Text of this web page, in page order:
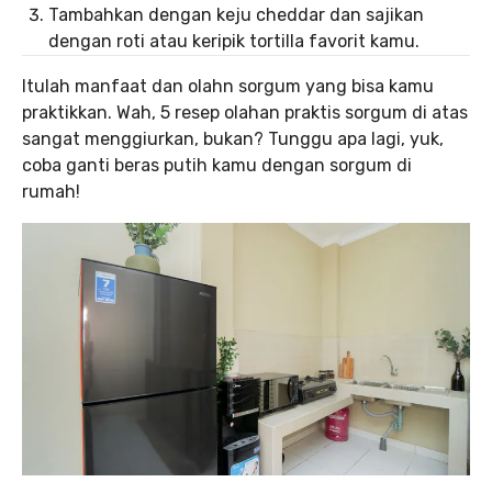
Tambahkan dengan keju cheddar dan sajikan
dengan roti atau keripik tortilla favorit kamu.
Itulah manfaat dan olahn sorgum yang bisa kamu
praktikkan. Wah, 5 resep olahan praktis sorgum di atas
sangat menggiurkan, bukan? Tunggu apa lagi, yuk,
coba ganti beras putih kamu dengan sorgum di
rumah!